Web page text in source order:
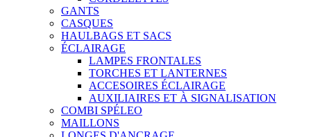
GANTS
CASQUES
HAULBAGS ET SACS
ÉCLAIRAGE
LAMPES FRONTALES
TORCHES ET LANTERNES
ACCESOIRES ÉCLAIRAGE
AUXILIAIRES ET À SIGNALISATION
COMBI SPÉLEO
MAILLONS